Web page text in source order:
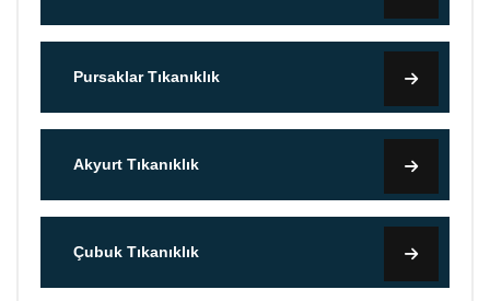
Pursaklar Tıkanıklık
Akyurt Tıkanıklık
Çubuk Tıkanıklık